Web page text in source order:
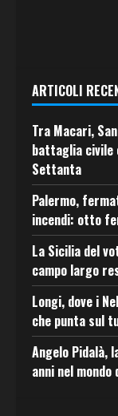
ARTICOLI
Tra Macari,
battaglia civile
Settanta
Palermo,
incendi: otto
La Sicilia del
campo largo
Longi, dove i
che punta sul
Angelo Pidalà,
anni nel